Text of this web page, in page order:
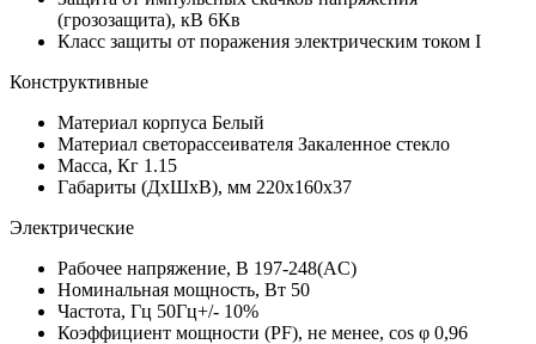
(грозозащита), кВ 6Кв
Класс защиты от поражения электрическим током I
Конструктивные
Материал корпуса Белый
Материал светорассеивателя Закаленное стекло
Масса, Кг 1.15
Габариты (ДхШхВ), мм 220х160х37
Электрические
Рабочее напряжение, В 197-248(AC)
Номинальная мощность, Вт 50
Частота, Гц 50Гц+/- 10%
Коэффициент мощности (PF), не менее, cos φ 0,96